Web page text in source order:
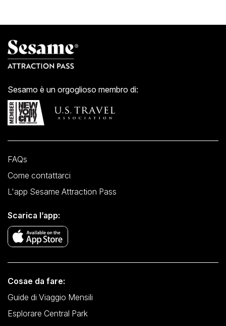
Sesamo è un orgoglioso membro di:
FAQs
Come contattarci
L'app Sesame Attraction Pass
Scarica l’app:
Cosae da fare:
Guide di Viaggio Mensili
Esplorare Central Park